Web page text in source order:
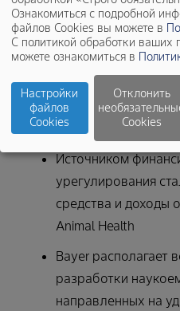
выплатит до 400
уладила
загрязнении
выплатит по этому
млн долларов
Источником
урегулирования
средства и доходы
Animal Health
Bayer располагает
разработки
направленных на
Ознакомиться с подробной
файлов Cookies вы можете в
С политикой обработки ваших
можете ознакомиться в
Настройки
файлов
Cookies
Отклонить
Cookies